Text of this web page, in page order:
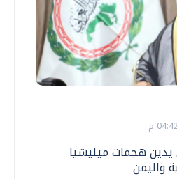
يدين هجمات ميليشيا
واليمن